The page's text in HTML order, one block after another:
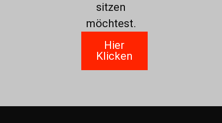
sitzen
möchtest.
Hier
Klicken